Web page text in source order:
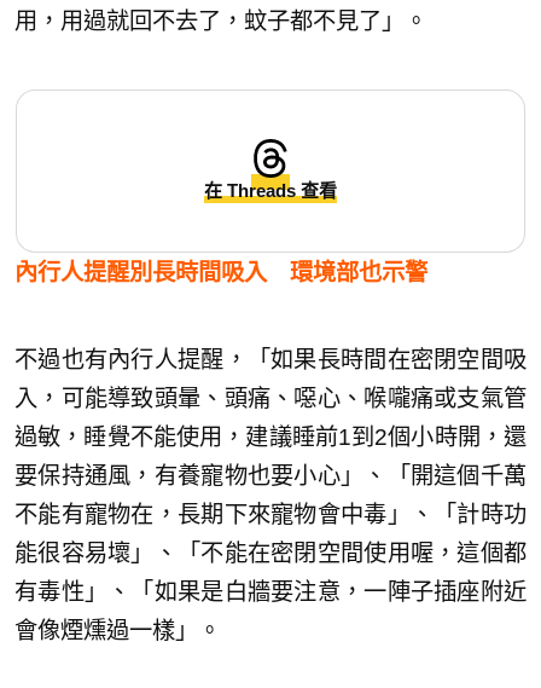
用，用過就回不去了，蚊子都不見了」。
在 Threads 查看
內行人提醒別長時間吸入 環境部也示警
不過也有內行人提醒，「如果長時間在密閉空間吸
入，可能導致頭暈、頭痛、噁心、喉嚨痛或支氣管
過敏，睡覺不能使用，建議睡前1到2個小時開，還
要保持通風，有養寵物也要小心」、「開這個千萬
不能有寵物在，長期下來寵物會中毒」、「計時功
能很容易壞」、「不能在密閉空間使用喔，這個都
有毒性」、「如果是白牆要注意，一陣子插座附近
會像煙燻過一樣」。